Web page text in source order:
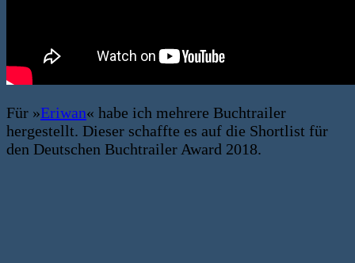
Für »Eriwan« habe ich mehrere Buchtrailer
hergestellt. Dieser schaffte es auf die Shortlist für
den Deutschen Buchtrailer Award 2018.